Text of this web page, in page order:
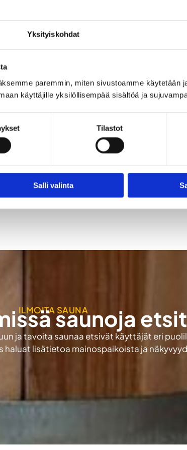
Yksityiskohdat
paremmin, miten sivustoamme käytetään
käyttäjille yksilöllisempää sisältöä ja
Tilastot
Salli valinta
Koitelinkosken tuntumassa, kosken
talviaikaan, kesäisin katettu terassi
TAKAISIN SAUNOIHIN
ILMOITA SAUNAsaunoja
ja tavoita saunaa etsivät käyttäjät eri
haluat lisätietoa mainospaikoista ja